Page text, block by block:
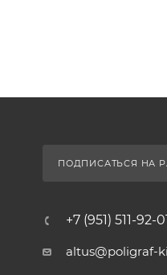
ПОДПИСАТЬСЯ НА
+7 (951) 511-92-
altus@poligraf-